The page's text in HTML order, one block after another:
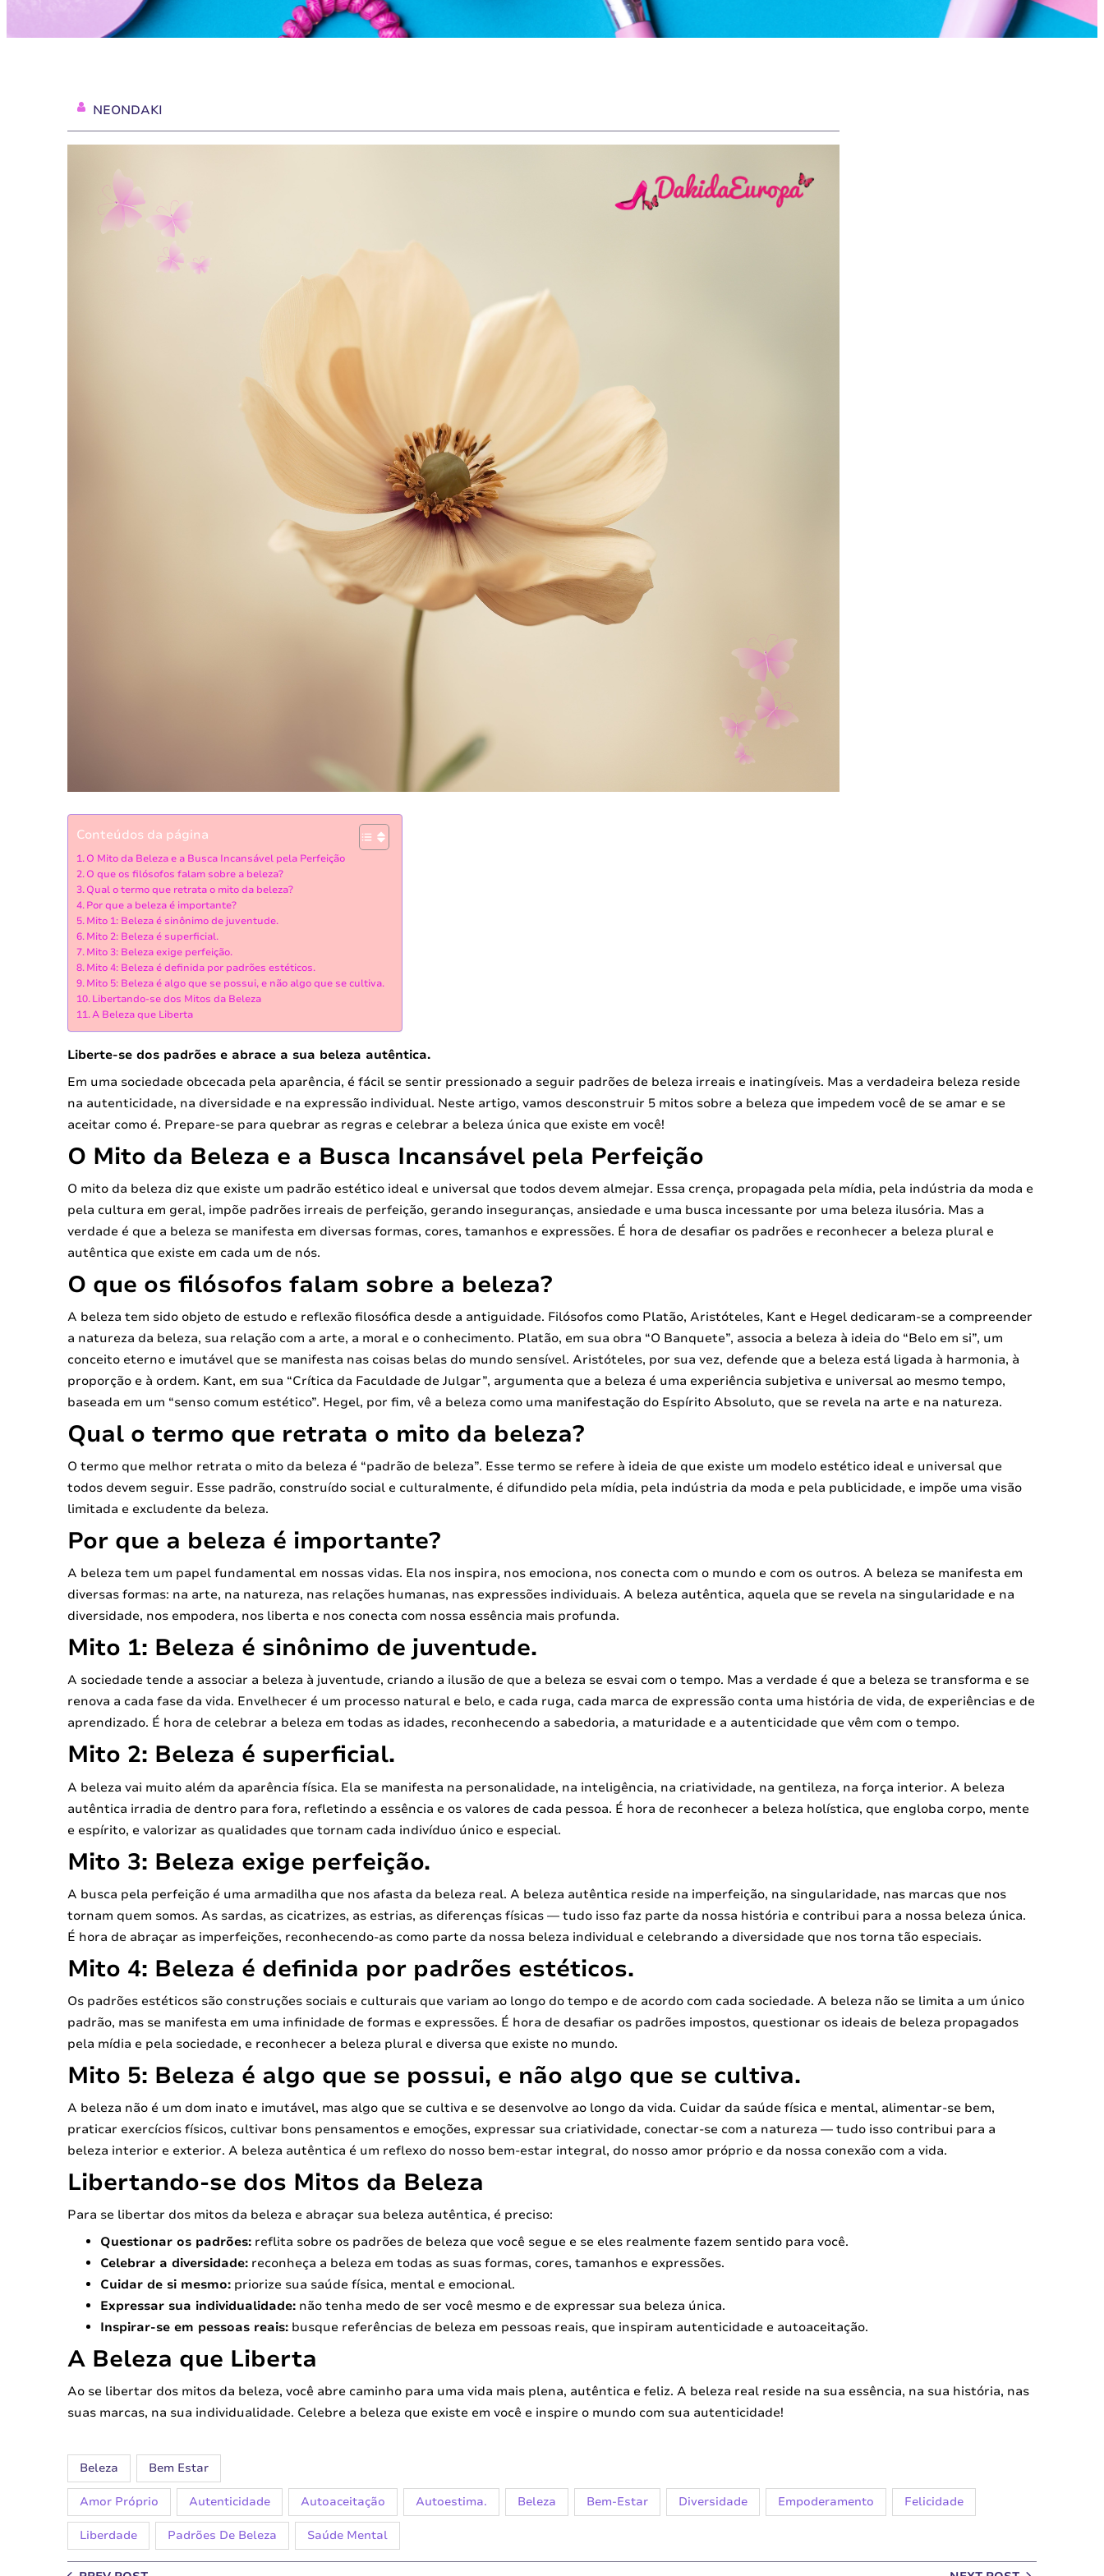
NEONDAKI
Conteúdos da página
O Mito da Beleza e a Busca Incansável pela Perfeição
O que os filósofos falam sobre a beleza?
Qual o termo que retrata o mito da beleza?
Por que a beleza é importante?
Mito 1: Beleza é sinônimo de juventude.
Mito 2: Beleza é superficial.
Mito 3: Beleza exige perfeição.
Mito 4: Beleza é definida por padrões estéticos.
Mito 5: Beleza é algo que se possui, e não algo que se cultiva.
Libertando-se dos Mitos da Beleza
A Beleza que Liberta
Liberte-se dos padrões e abrace a sua beleza autêntica.
Em uma sociedade obcecada pela aparência, é fácil se sentir pressionado a seguir padrões de beleza irreais e inatingíveis. Mas a verdadeira beleza reside
na autenticidade, na diversidade e na expressão individual. Neste artigo, vamos desconstruir 5 mitos sobre a beleza que impedem você de se amar e se
aceitar como é. Prepare-se para quebrar as regras e celebrar a beleza única que existe em você!
O Mito da Beleza e a Busca Incansável pela Perfeição
O mito da beleza diz que existe um padrão estético ideal e universal que todos devem almejar. Essa crença, propagada pela mídia, pela indústria da moda e
pela cultura em geral, impõe padrões irreais de perfeição, gerando inseguranças, ansiedade e uma busca incessante por uma beleza ilusória. Mas a
verdade é que a beleza se manifesta em diversas formas, cores, tamanhos e expressões. É hora de desafiar os padrões e reconhecer a beleza plural e
autêntica que existe em cada um de nós.
O que os filósofos falam sobre a beleza?
A beleza tem sido objeto de estudo e reflexão filosófica desde a antiguidade. Filósofos como Platão, Aristóteles, Kant e Hegel dedicaram-se a compreender
a natureza da beleza, sua relação com a arte, a moral e o conhecimento. Platão, em sua obra “O Banquete”, associa a beleza à ideia do “Belo em si”, um
conceito eterno e imutável que se manifesta nas coisas belas do mundo sensível. Aristóteles, por sua vez, defende que a beleza está ligada à harmonia, à
proporção e à ordem. Kant, em sua “Crítica da Faculdade de Julgar”, argumenta que a beleza é uma experiência subjetiva e universal ao mesmo tempo,
baseada em um “senso comum estético”. Hegel, por fim, vê a beleza como uma manifestação do Espírito Absoluto, que se revela na arte e na natureza.
Qual o termo que retrata o mito da beleza?
O termo que melhor retrata o mito da beleza é “padrão de beleza”. Esse termo se refere à ideia de que existe um modelo estético ideal e universal que
todos devem seguir. Esse padrão, construído social e culturalmente, é difundido pela mídia, pela indústria da moda e pela publicidade, e impõe uma visão
limitada e excludente da beleza.
Por que a beleza é importante?
A beleza tem um papel fundamental em nossas vidas. Ela nos inspira, nos emociona, nos conecta com o mundo e com os outros. A beleza se manifesta em
diversas formas: na arte, na natureza, nas relações humanas, nas expressões individuais. A beleza autêntica, aquela que se revela na singularidade e na
diversidade, nos empodera, nos liberta e nos conecta com nossa essência mais profunda.
Mito 1: Beleza é sinônimo de juventude.
A sociedade tende a associar a beleza à juventude, criando a ilusão de que a beleza se esvai com o tempo. Mas a verdade é que a beleza se transforma e se
renova a cada fase da vida. Envelhecer é um processo natural e belo, e cada ruga, cada marca de expressão conta uma história de vida, de experiências e de
aprendizado. É hora de celebrar a beleza em todas as idades, reconhecendo a sabedoria, a maturidade e a autenticidade que vêm com o tempo.
Mito 2: Beleza é superficial.
A beleza vai muito além da aparência física. Ela se manifesta na personalidade, na inteligência, na criatividade, na gentileza, na força interior. A beleza
autêntica irradia de dentro para fora, refletindo a essência e os valores de cada pessoa. É hora de reconhecer a beleza holística, que engloba corpo, mente
e espírito, e valorizar as qualidades que tornam cada indivíduo único e especial.
Mito 3: Beleza exige perfeição.
A busca pela perfeição é uma armadilha que nos afasta da beleza real. A beleza autêntica reside na imperfeição, na singularidade, nas marcas que nos
tornam quem somos. As sardas, as cicatrizes, as estrias, as diferenças físicas — tudo isso faz parte da nossa história e contribui para a nossa beleza única.
É hora de abraçar as imperfeições, reconhecendo-as como parte da nossa beleza individual e celebrando a diversidade que nos torna tão especiais.
Mito 4: Beleza é definida por padrões estéticos.
Os padrões estéticos são construções sociais e culturais que variam ao longo do tempo e de acordo com cada sociedade. A beleza não se limita a um único
padrão, mas se manifesta em uma infinidade de formas e expressões. É hora de desafiar os padrões impostos, questionar os ideais de beleza propagados
pela mídia e pela sociedade, e reconhecer a beleza plural e diversa que existe no mundo.
Mito 5: Beleza é algo que se possui, e não algo que se cultiva.
A beleza não é um dom inato e imutável, mas algo que se cultiva e se desenvolve ao longo da vida. Cuidar da saúde física e mental, alimentar-se bem,
praticar exercícios físicos, cultivar bons pensamentos e emoções, expressar sua criatividade, conectar-se com a natureza — tudo isso contribui para a
beleza interior e exterior. A beleza autêntica é um reflexo do nosso bem-estar integral, do nosso amor próprio e da nossa conexão com a vida.
Libertando-se dos Mitos da Beleza
Para se libertar dos mitos da beleza e abraçar sua beleza autêntica, é preciso:
Questionar os padrões:reflita sobre os padrões de beleza que você segue e se eles realmente fazem sentido para você.
Celebrar a diversidade:reconheça a beleza em todas as suas formas, cores, tamanhos e expressões.
Cuidar de si mesmo:priorize sua saúde física, mental e emocional.
Expressar sua individualidade:não tenha medo de ser você mesmo e de expressar sua beleza única.
Inspirar-se em pessoas reais:busque referências de beleza em pessoas reais, que inspiram autenticidade e autoaceitação.
A Beleza que Liberta
Ao se libertar dos mitos da beleza, você abre caminho para uma vida mais plena, autêntica e feliz. A beleza real reside na sua essência, na sua história, nas
suas marcas, na sua individualidade. Celebre a beleza que existe em você e inspire o mundo com sua autenticidade!
Beleza Bem Estar
Amor Próprio Autenticidade Autoaceitação Autoestima. Beleza Bem-Estar Diversidade Empoderamento Felicidade
Liberdade Padrões De Beleza Saúde Mental